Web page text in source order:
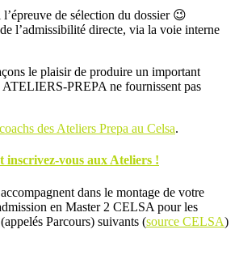
l’épreuve de sélection du dossier 😉
l’admissibilité directe, via la voie interne
le plaisir de produire un important
PREPA ne fournissent pas
coachs des Ateliers Prepa au Celsa.
inscrivez-vous aux Ateliers !
dans le montage de votre
en Master 2 CELSA pour les
Parcours) suivants (source CELSA)